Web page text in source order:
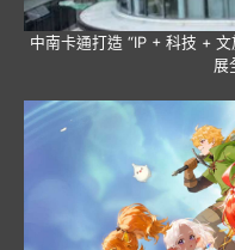
中南卡通打造 “IP + 科技 +
展